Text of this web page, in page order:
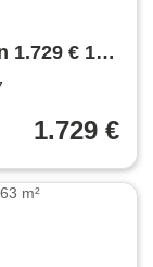
1.729 € 123
1.729 €